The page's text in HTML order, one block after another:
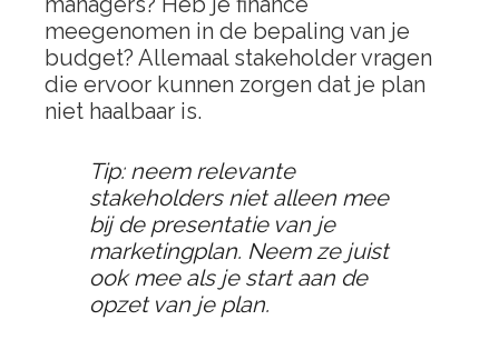
meegenomen in de bepaling van je
budget? Allemaal stakeholder vragen
die ervoor kunnen zorgen dat je plan
niet haalbaar is.
Tip: neem relevante
stakeholders niet alleen mee
bij de presentatie van je
marketingplan. Neem ze juist
ook mee als je start aan de
opzet van je plan.